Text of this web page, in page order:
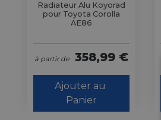
Radiateur Alu Koyorad
pour Toyota Corolla
AE86
à partir de 358,99 €
Ajouter au
Panier